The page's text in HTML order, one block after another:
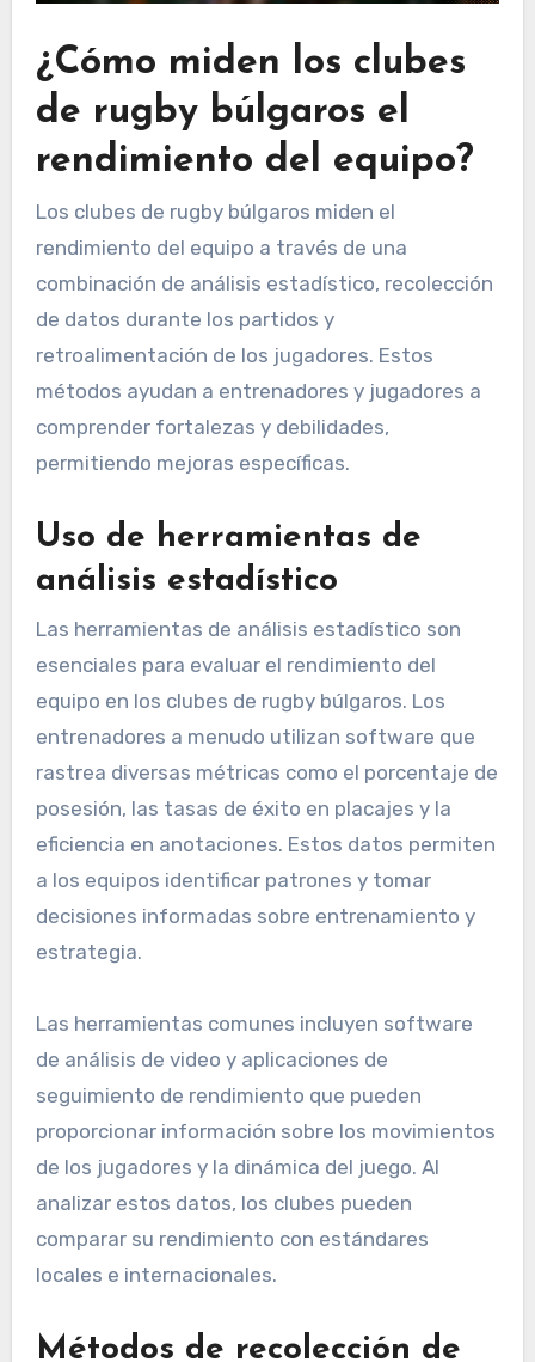
¿Cómo miden los clubes
de rugby búlgaros el
rendimiento del equipo?
Los clubes de rugby búlgaros miden el
rendimiento del equipo a través de una
combinación de análisis estadístico, recolección
de datos durante los partidos y
retroalimentación de los jugadores. Estos
métodos ayudan a entrenadores y jugadores a
comprender fortalezas y debilidades,
permitiendo mejoras específicas.
Uso de herramientas de
análisis estadístico
Las herramientas de análisis estadístico son
esenciales para evaluar el rendimiento del
equipo en los clubes de rugby búlgaros. Los
entrenadores a menudo utilizan software que
rastrea diversas métricas como el porcentaje de
posesión, las tasas de éxito en placajes y la
eficiencia en anotaciones. Estos datos permiten
a los equipos identificar patrones y tomar
decisiones informadas sobre entrenamiento y
estrategia.
Las herramientas comunes incluyen software
de análisis de video y aplicaciones de
seguimiento de rendimiento que pueden
proporcionar información sobre los movimientos
de los jugadores y la dinámica del juego. Al
analizar estos datos, los clubes pueden
comparar su rendimiento con estándares
locales e internacionales.
Métodos de recolección de